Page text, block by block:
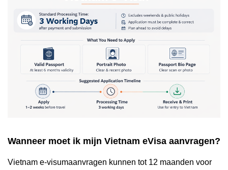
Wanneer moet ik mijn Vietnam eVisa aanvragen?
Vietnam e-visumaanvragen kunnen tot 12 maanden voor